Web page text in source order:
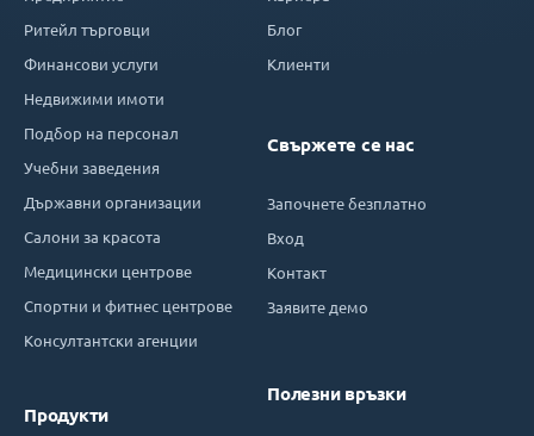
Ритейл търговци
Финансови услуги
Недвижими имоти
Подбор на персонал
Учебни заведения
Държавни организации
Салони за красота
Медицински центрове
Спортни и фитнес центрове
Консултантски агенции
Продукти
Блог
Клиенти
Свържете се нас
Започнете безплатно
Вход
Контакт
Заявите демо
Полезни връзки